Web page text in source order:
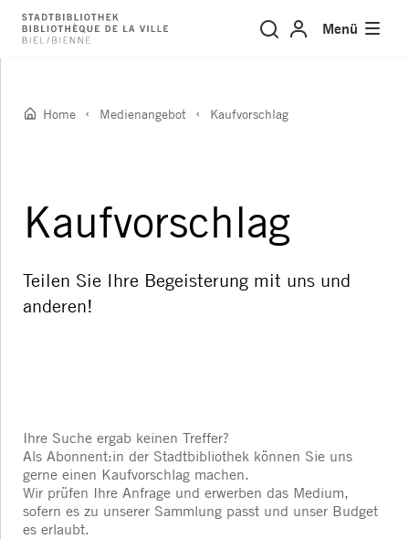
Kaufvorschlag
Menü
Home Medienangebot Kaufvorschlag
Kaufvorschlag
Teilen Sie Ihre Begeisterung mit uns und
anderen!
Ihre Suche ergab keinen Treffer?
Als Abonnent:in der Stadtbibliothek können Sie uns
gerne einen Kaufvorschlag machen.
Wir prüfen Ihre Anfrage und erwerben das Medium,
sofern es zu unserer Sammlung passt und unser Budget
es erlaubt.